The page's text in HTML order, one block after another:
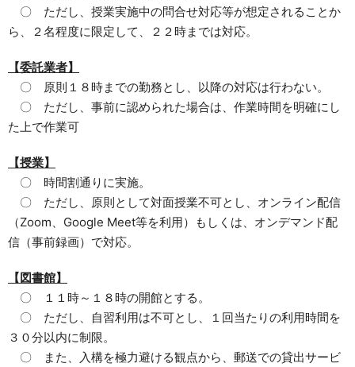
〇 ただし、授業実施中の問合せ対応等が想定されることか
ら、２名程度に限定して、２２時までは対応。
【委託業者】
〇 原則１８時までの勤務とし、以降の対応は行わない。
〇 ただし、事前に認められた場合は、作業時間を明確にし
た上で作業可
【授業】
〇 時間割通りに実施。
〇 ただし、原則として対面授業不可とし、オンライン配信
（Zoom、Google Meet等を利用）もしくは、オンデマンド配
信（事前録画）で対応。
【図書館】
〇 １１時～１８時の開館とする。
〇 ただし、自習利用は不可とし、１回当たりの利用時間を
３０分以内に制限。
〇 また、入構を極力避ける観点から、郵送での貸出サービ